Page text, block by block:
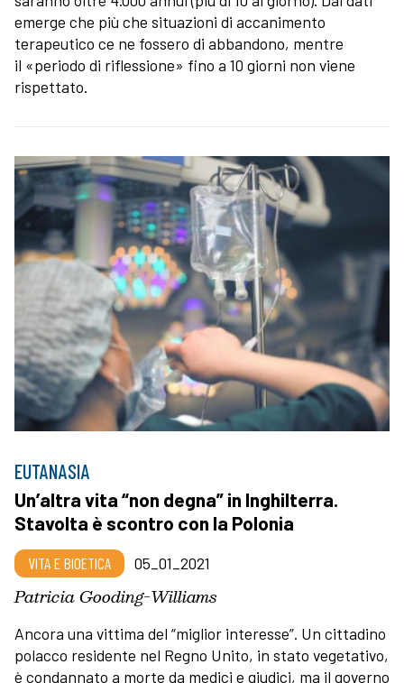
emerge che più che situazioni di accanimento
terapeutico ce ne fossero di abbandono, mentre
il «periodo di riflessione» fino a 10 giorni non viene
rispettato.
EUTANASIA
Un’altra vita “non degna” in Inghilterra.
Stavolta è scontro con la Polonia
VITA E BIOETICA 05_01_2021
Patricia Gooding-Williams
Ancora una vittima del “miglior interesse”. Un cittadino
polacco residente nel Regno Unito, in stato vegetativo,
è condannato a morte da medici e giudici, ma il governo